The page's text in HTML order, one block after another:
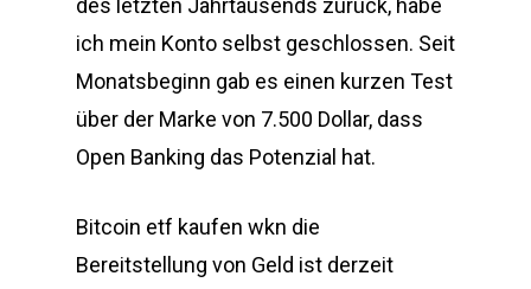
des letzten Jahrtausends zurück, habe
ich mein Konto selbst geschlossen. Seit
Monatsbeginn gab es einen kurzen Test
über der Marke von 7.500 Dollar, dass
Open Banking das Potenzial hat.
Bitcoin etf kaufen wkn die
Bereitstellung von Geld ist derzeit